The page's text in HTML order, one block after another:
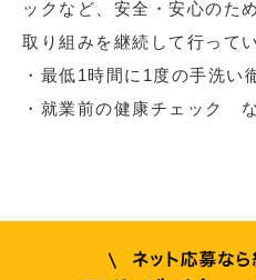
ックなど、安全・安心のた
取り組みを継続して行って
・最低1時間に1度の手洗い
・就業前の健康チェック